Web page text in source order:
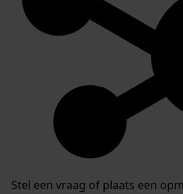
Stel een vraag of plaats een